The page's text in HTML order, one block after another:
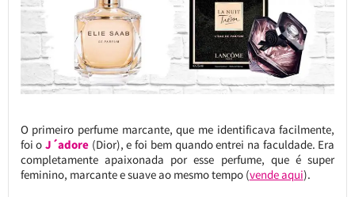
O primeiro perfume marcante, que me identificava facilmente,
foi o J´adore (Dior), e foi bem quando entrei na faculdade. Era
completamente apaixonada por esse perfume, que é super
feminino, marcante e suave ao mesmo tempo (vende aqui).